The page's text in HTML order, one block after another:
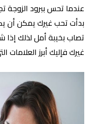
عندما تحس ببرود الزوجة
بدأت تحب غيرك يمكن أن
تصاب بخيبة أمل لذلك
غيرك فإليك أبرز العلامات